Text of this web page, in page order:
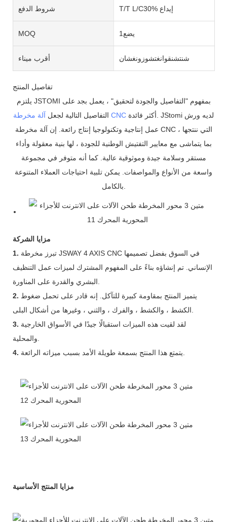
شروط الدفع T/T L/C30% إيداع
MOQ يضع1
أقرب ميناء شنتشنقوانغتشوزونغشان
تفاصيل المنتج
يلتزم JSTOMI بمفهوم "التفاصيل والجودة لتحقيق" ، يعمل بجد على
التفاصيل التالية لجعل آلة مخرطة CNC
عمل إنتاجية وتكنولوجيا إنتاج رائعة. إن آلة مخرطة CNC التي ننتجها ،
بما يتماشى مع معايير التفتيش الوطنية للجودة ، لها بنية معقولة وأداء
مستقر وسلامة جيدة وموثوقية عالية. كما أنه متوفر في مجموعة
واسعة من الأنواع والمواصفات. يمكن تلبية احتياجات العملاء المتنوعة
مزايا الشركة
1. تبرز مخرطة JSWAY 4 AXIS CNC في السوق بفضل تصميمها
الإنساني. تم إنشاؤه بناءً على المفهوم المشترك لميزات عمل التنظيف
2. يتميز المنتج بمقاومة كبيرة للتآكل. إنه قادر على تحمل ضغوط
3. لقد لقيت هذه الميزات استقبالًا جيدًا في الأسواق الخارجية
4.
مزايا المنتج الأساسية